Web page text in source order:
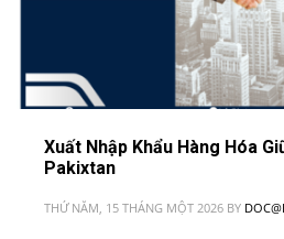
Xuất Nhập Khẩu Hàng Hóa
Pakixtan
THỨ NĂM, 15 THÁNG MỘT 2026 BY